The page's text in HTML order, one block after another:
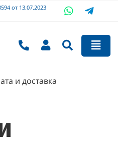
от 13.07.2023
и доставка